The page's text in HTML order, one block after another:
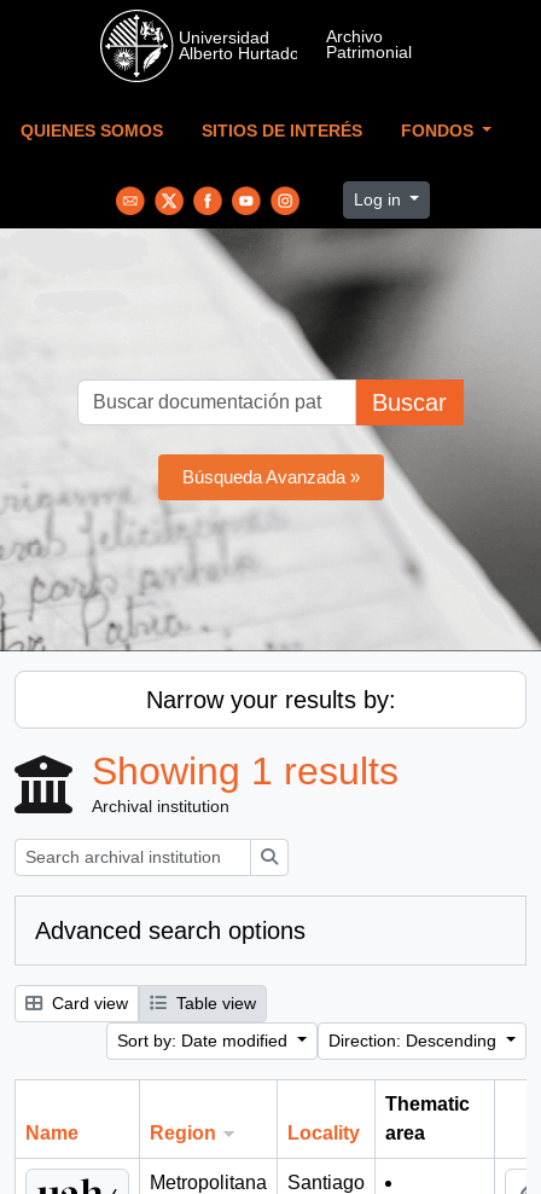
Skip to main content
QUIENES SOMOS SITIOS DE INTERÉS FONDOS
Log in
Buscar
Búsqueda Avanzada »
Narrow your results by:
Showing 1 results
Archival institution
Advanced search options
Card view
Table view
Sort by: Date modified
Direction: Descending
Name Region Locality
Thematic
area
Metropolitana
Santiago